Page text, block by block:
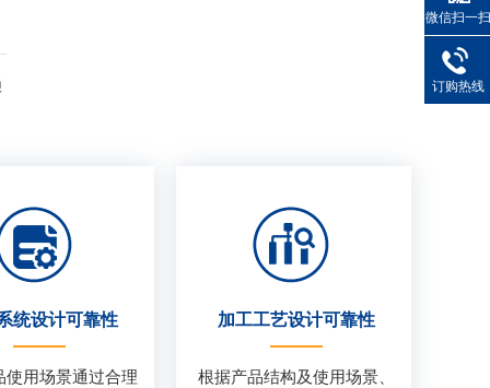
统设计可靠性
使用场景通过合理
加工工艺设计可靠性
根据产品结构及使用场景、
微信扫一扫
订购热线